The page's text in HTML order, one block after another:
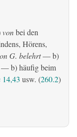
vonbei den
Hörens,
G. belehrt— b)
b) häufig beim
usw. (260.2)